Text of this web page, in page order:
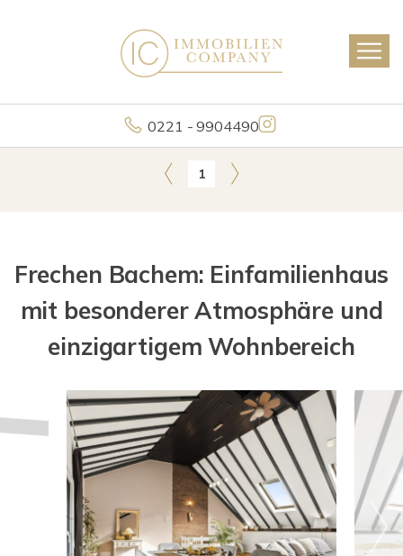
0221 - 9904490
1
Frechen Bachem: Einfamilienhaus
mit besonderer Atmosphäre und
einzigartigem Wohnbereich